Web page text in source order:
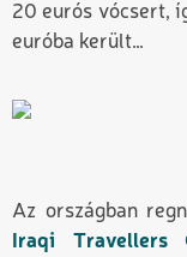
20 eurós vócsert,
euróba került…
Az országban
Iraqi Travellers